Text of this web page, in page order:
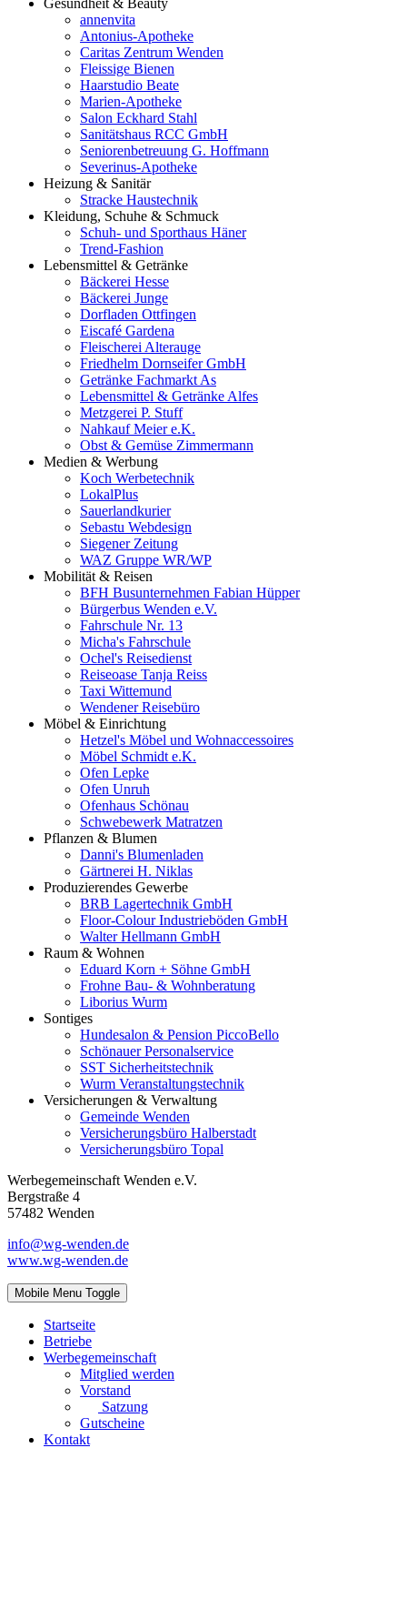
annenvita
Antonius-Apotheke
Caritas Zentrum Wenden
Fleissige Bienen
Haarstudio Beate
Marien-Apotheke
Salon Eckhard Stahl
Sanitätshaus RCC GmbH
Seniorenbetreuung G. Hoffmann
Severinus-Apotheke
Heizung & Sanitär
Stracke Haustechnik
Kleidung, Schuhe & Schmuck
Schuh- und Sporthaus Häner
Trend-Fashion
Lebensmittel & Getränke
Bäckerei Hesse
Bäckerei Junge
Dorfladen Ottfingen
Eiscafé Gardena
Fleischerei Alterauge
Friedhelm Dornseifer GmbH
Getränke Fachmarkt As
Lebensmittel & Getränke Alfes
Metzgerei P. Stuff
Nahkauf Meier e.K.
Obst & Gemüse Zimmermann
Medien & Werbung
Koch Werbetechnik
LokalPlus
Sauerlandkurier
Sebastu Webdesign
Siegener Zeitung
WAZ Gruppe WR/WP
Mobilität & Reisen
BFH Busunternehmen Fabian Hüpper
Bürgerbus Wenden e.V.
Fahrschule Nr. 13
Micha's Fahrschule
Ochel's Reisedienst
Reiseoase Tanja Reiss
Taxi Wittemund
Wendener Reisebüro
Möbel & Einrichtung
Hetzel's Möbel und Wohnaccessoires
Möbel Schmidt e.K.
Ofen Lepke
Ofen Unruh
Ofenhaus Schönau
Schwebewerk Matratzen
Pflanzen & Blumen
Danni's Blumenladen
Gärtnerei H. Niklas
Produzierendes Gewerbe
BRB Lagertechnik GmbH
Floor-Colour Industrieböden GmbH
Walter Hellmann GmbH
Raum & Wohnen
Eduard Korn + Söhne GmbH
Frohne Bau- & Wohnberatung
Liborius Wurm
Sontiges
Hundesalon & Pension PiccoBello
Schönauer Personalservice
SST Sicherheitstechnik
Wurm Veranstaltungstechnik
Versicherungen & Verwaltung
Gemeinde Wenden
Versicherungsbüro Halberstadt
Versicherungsbüro Topal
Werbegemeinschaft Wenden e.V.
Bergstraße 4
57482 Wenden
info@wg-wenden.de
www.wg-wenden.de
Mobile Menu Toggle
Startseite
Betriebe
Werbegemeinschaft
Mitglied werden
Vorstand
Satzung
Gutscheine
Kontakt